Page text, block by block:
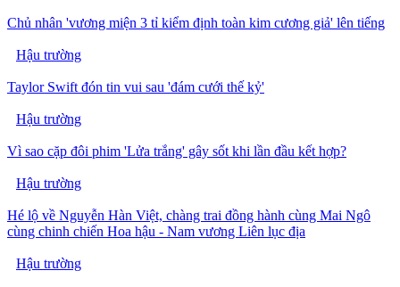
Chủ nhân 'vương miện 3 tỉ kiểm định toàn kim cương giả' lên tiếng
Hậu trường
Taylor Swift đón tin vui sau 'đám cưới thế kỷ'
Hậu trường
Vì sao cặp đôi phim 'Lửa trắng' gây sốt khi lần đầu kết hợp?
Hậu trường
Hé lộ về Nguyễn Hàn Việt, chàng trai đồng hành cùng Mai Ngô
cùng chinh chiến Hoa hậu - Nam vương Liên lục địa
Hậu trường